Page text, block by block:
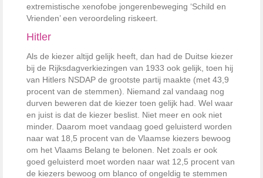
extremistische xenofobe jongerenbeweging ‘Schild en
Vrienden’ een veroordeling riskeert.
Hitler
Als de kiezer altijd gelijk heeft, dan had de Duitse kiezer
bij de Rijksdagverkiezingen van 1933 ook gelijk, toen hij
van Hitlers NSDAP de grootste partij maakte (met 43,9
procent van de stemmen). Niemand zal vandaag nog
durven beweren dat de kiezer toen gelijk had. Wel waar
en juist is dat de kiezer beslist. Niet meer en ook niet
minder. Daarom moet vandaag goed geluisterd worden
naar wat 18,5 procent van de Vlaamse kiezers bewoog
om het Vlaams Belang te belonen. Net zoals er ook
goed geluisterd moet worden naar wat 12,5 procent van
de kiezers bewoog om blanco of ongeldig te stemmen